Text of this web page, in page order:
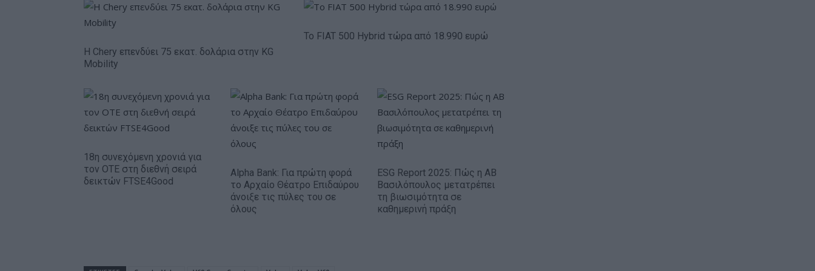
Η Chery επενδύει 75 εκατ. δολάρια στην KG
Mobility
Το FIAT 500 Hybrid τώρα από 18.990 ευρώ
18η συνεχόμενη χρονιά για
τον ΟΤΕ στη διεθνή σειρά
δεικτών FTSE4Good
Alpha Bank: Για πρώτη φορά
το Αρχαίο Θέατρο Επιδαύρου
άνοιξε τις πύλες του σε
όλους
ESG Report 2025: Πώς η ΑΒ
Βασιλόπουλος μετατρέπει
τη βιωσιμότητα σε
καθημερινή πράξη